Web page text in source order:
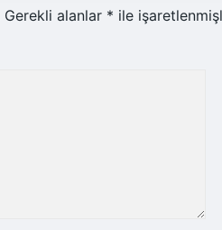
Gerekli alanlar * ile